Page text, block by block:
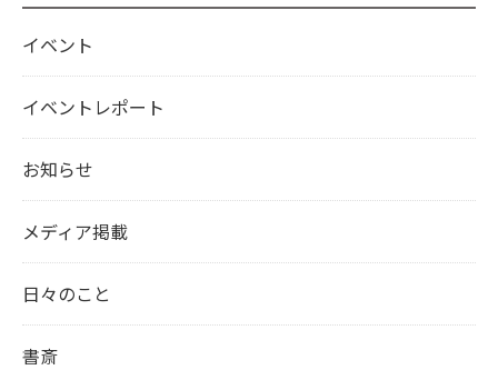
イベント
イベントレポート
お知らせ
メディア掲載
日々のこと
書斎